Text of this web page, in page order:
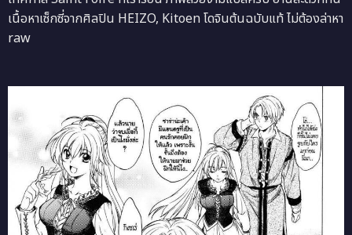
เนื้อหาเซ็กซี่จากศิลปิน HEIZO, Kitoen โดจินต้นฉบับแท้ ไม่ต้องล่าหา
raw